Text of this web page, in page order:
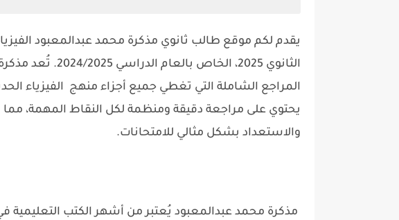
يقدم لكم موقع طالب ثانوي مذكرة محمد عبدالمعبود
الثانوي 2025،
المراجع الشاملة التي تغطي جميع أجزاء منهج الفيزياء
يحتوي على مراجعة دقيقة ومنظمة لكل النقاط المهمة،
والاستعداد بشكل مثالي للامتحانات.
مذكرة محمد عبدالمعبود يُعتبر من أشهر الكتب